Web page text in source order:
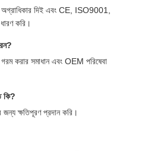
অগ্রাধিকার দিই এবং CE, ISO9001,
করি।
করার সমাধান এবং OEM পরিষেবা
কি?
জন্য ক্ষতিপূরণ প্রদান করি।